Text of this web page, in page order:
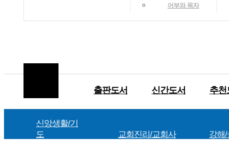
출판도서 신간도서 추천
신앙생활/기
도
교회진리/교회사 강해
어부와 목자